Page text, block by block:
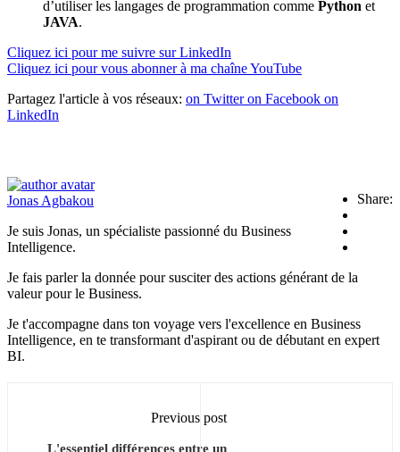
d’utiliser les langages de programmation comme Python et
JAVA.
Cliquez ici pour me suivre sur LinkedIn
Cliquez ici pour vous abonner à ma chaîne YouTube
Partagez l'article à vos réseaux: on Twitter on Facebook on
LinkedIn
Share:
Jonas Agbakou
Je suis Jonas, un spécialiste passionné du Business
Intelligence.
Je fais parler la donnée pour susciter des actions générant de la
valeur pour le Business.
Je t'accompagne dans ton voyage vers l'excellence en Business
Intelligence, en te transformant d'aspirant ou de débutant en expert
BI.
Previous post
L'essentiel différences entre un